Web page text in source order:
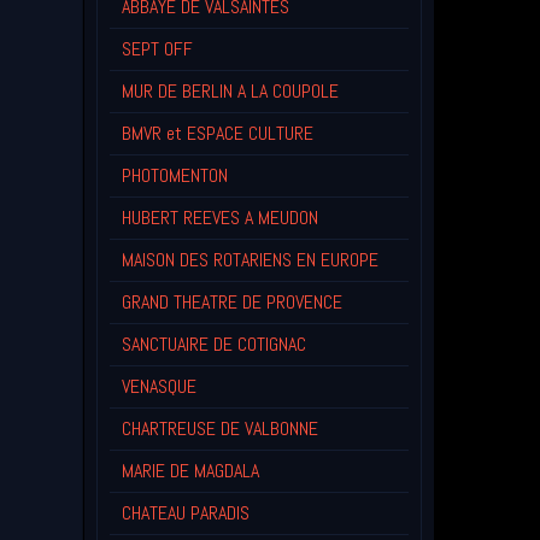
ABBAYE DE VALSAINTES
SEPT OFF
MUR DE BERLIN A LA COUPOLE
BMVR et ESPACE CULTURE
PHOTOMENTON
HUBERT REEVES A MEUDON
MAISON DES ROTARIENS EN EUROPE
GRAND THEATRE DE PROVENCE
SANCTUAIRE DE COTIGNAC
VENASQUE
CHARTREUSE DE VALBONNE
MARIE DE MAGDALA
CHATEAU PARADIS